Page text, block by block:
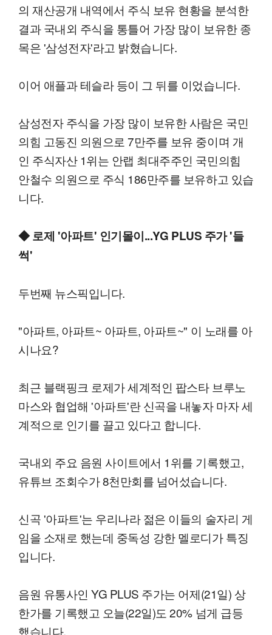
의 재산공개 내역에서 주식 보유 현황을 분석한
결과 국내외 주식을 통틀어 가장 많이 보유한 종
목은 '삼성전자'라고 밝혔습니다.
이어 애플과 테슬라 등이 그 뒤를 이었습니다.
삼성전자 주식을 가장 많이 보유한 사람은 국민
의힘 고동진 의원으로 7만주를 보유 중이며 개
인 주식자산 1위는 안랩 최대주주인 국민의힘
안철수 의원으로 주식 186만주를 보유하고 있습
니다.
◆ 로제 '아파트' 인기몰이...YG PLUS 주가 '들
썩'
두번째 뉴스픽입니다.
"아파트, 아파트~ 아파트, 아파트~" 이 노래를 아
시나요?
최근 블랙핑크 로제가 세계적인 팝스타 브루노
마스와 협업해 '아파트'란 신곡을 내놓자 마자 세
계적으로 인기를 끌고 있다고 합니다.
국내외 주요 음원 사이트에서 1위를 기록했고,
유튜브 조회수가 8천만회를 넘어섰습니다.
신곡 '아파트'는 우리나라 젊은 이들의 술자리 게
임을 소재로 했는데 중독성 강한 멜로디가 특징
입니다.
음원 유통사인 YG PLUS 주가는 어제(21일) 상
한가를 기록했고 오늘(22일)도 20% 넘게 급등
했습니다.